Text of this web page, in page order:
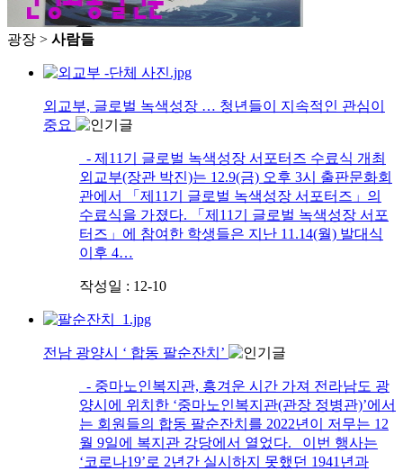
광장 > 사람들
외교부, 글로벌 녹색성장 … 청년들이 지속적인 관심이
중요
- 제11기 글로벌 녹색성장 서포터즈 수료식 개최
외교부(장관 박진)는 12.9(금) 오후 3시 출판문화회
관에서 「제11기 글로벌 녹색성장 서포터즈」의
수료식을 가졌다. 「제11기 글로벌 녹색성장 서포
터즈」에 참여한 학생들은 지난 11.14(월) 발대식
이후 4…
작성일 : 12-10
전남 광양시 ‘ 합동 팔순잔치’
- 중마노인복지관, 흥겨운 시간 가져 전라남도 광
양시에 위치한 ‘중마노인복지관(관장 정병관)’에서
는 회원들의 합동 팔순잔치를 2022년이 저무는 12
월 9일에 복지관 강당에서 열었다. 이번 행사는
‘코로나19’로 2년간 실시하지 못했던 1941년과